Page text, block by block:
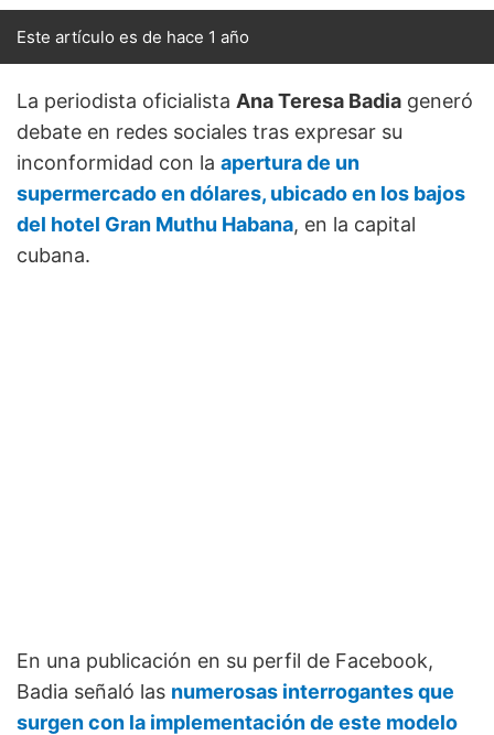
Este artículo es de hace 1 año
La periodista oficialista Ana Teresa Badia generó
debate en redes sociales tras expresar su
inconformidad con la apertura de un
supermercado en dólares, ubicado en los bajos
del hotel Gran Muthu Habana, en la capital
cubana.
En una publicación en su perfil de Facebook,
Badia señaló las numerosas interrogantes que
surgen con la implementación de este modelo